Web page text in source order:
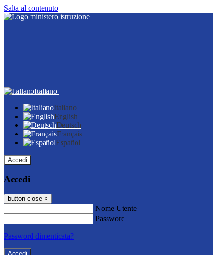
Salta al contenuto
Italiano
Italiano
English
Deutsch
Français
Español
Accedi
Accedi
button close ×
Nome Utente
Password
Password dimenticata?